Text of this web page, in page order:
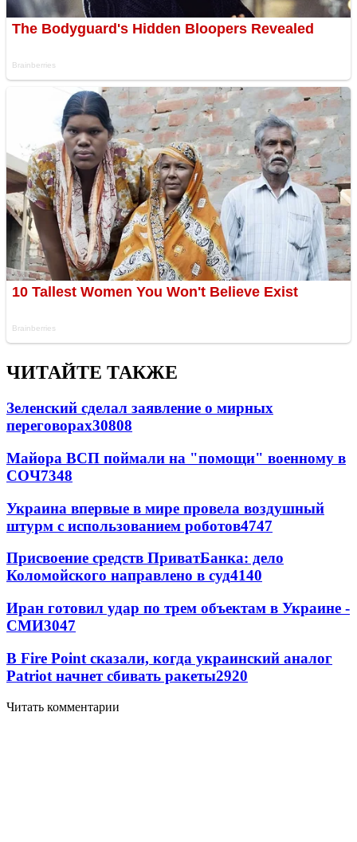
ЧИТАЙТЕ ТАКЖЕ
Зеленский сделал заявление о мирных
переговорах30808
Майора ВСП поймали на "помощи" военному в
СОЧ7348
Украина впервые в мире провела воздушный
штурм с использованием роботов4747
Присвоение средств ПриватБанка: дело
Коломойского направлено в суд4140
Иран готовил удар по трем объектам в Украине -
СМИ3047
В Fire Point сказали, когда украинский аналог
Patriot начнет сбивать ракеты2920
Читать комментарии